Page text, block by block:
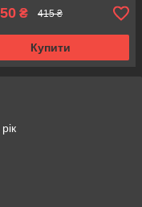
₴ 415 ₴
Купити